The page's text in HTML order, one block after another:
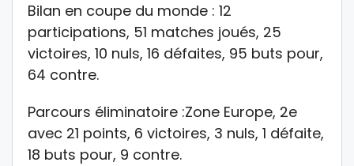
Bilan en coupe du monde : 12
participations, 51 matches joués, 25
victoires, 10 nuls, 16 défaites, 95 buts pour,
64 contre.
Parcours éliminatoire :Zone Europe, 2e
avec 21 points, 6 victoires, 3 nuls, 1 défaite,
18 buts pour, 9 contre.